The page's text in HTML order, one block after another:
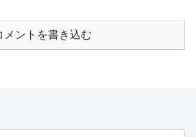
メントを書き込む